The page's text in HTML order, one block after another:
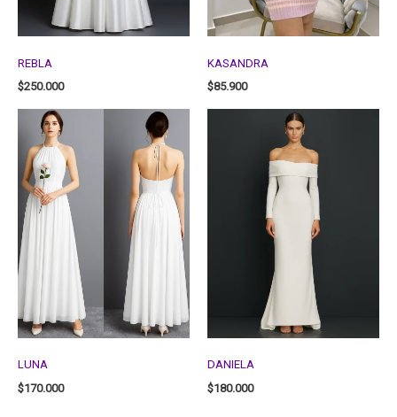
REBLA
$250.000
KASANDRA
$85.900
LUNA
$170.000
DANIELA
$180.000